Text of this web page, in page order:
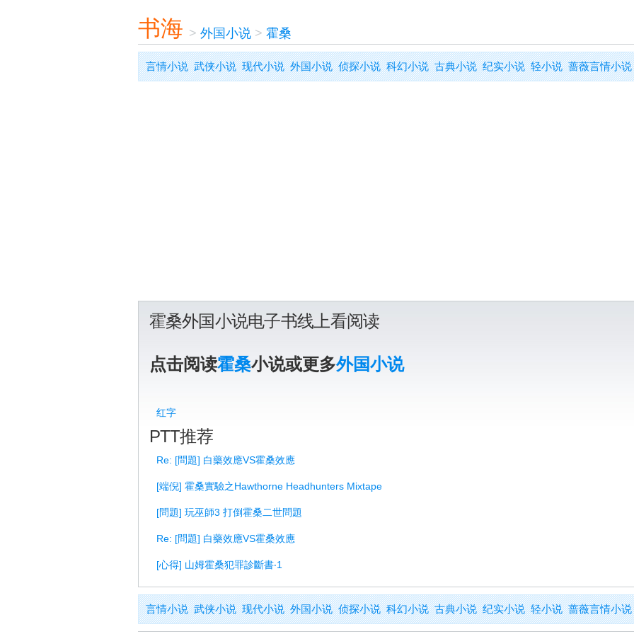
书海 > 外国小说> 霍桑
言情小说 武侠小说 现代小说 外国小说 侦探小说 科幻小说 古典小说 纪实小说 轻小说 蔷薇言情小说
霍桑外国小说电子书线上看阅读
点击阅读霍桑小说或更多外国小说
红字
PTT推荐
Re: [問題] 白藥效應VS霍桑效應
[端倪] 霍桑實驗之Hawthorne Headhunters Mixtape
[問題] 玩巫師3 打倒霍桑二世問題
Re: [問題] 白藥效應VS霍桑效應
[心得] 山姆霍桑犯罪診斷書‧1
言情小说 武侠小说 现代小说 外国小说 侦探小说 科幻小说 古典小说 纪实小说 轻小说 蔷薇言情小说